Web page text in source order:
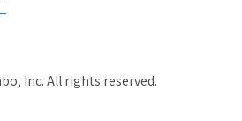
Inc. All rights reserved.